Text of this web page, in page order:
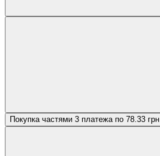
Покупка частями 3 платежа по 78.33 грн